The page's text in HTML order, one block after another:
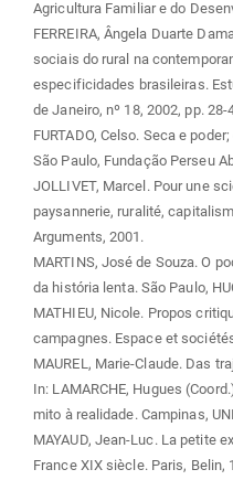
Agricultura Familiar e do
FERREIRA, Ângela Duarte
sociais do rural na
especificidades brasileiras.
de Janeiro, nº 18, 2002, pp. 28-
FURTADO, Celso. Seca e
São Paulo, Fundação Perseu
JOLLIVET, Marcel. Pour une
paysannerie, ruralité,
Arguments, 2001.
MARTINS, José de Souza. O
da história lenta. São Paulo,
MATHIEU, Nicole. Propos
campagnes. Espace et
MAUREL, Marie-Claude. Das
In: LAMARCHE, Hugues
mito à realidade. Campinas,
MAYAUD, Jean-Luc. La petite
France XIX siècle. Paris, Belin,